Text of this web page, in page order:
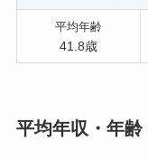
平均年齢
41.8歳
平均年収・年